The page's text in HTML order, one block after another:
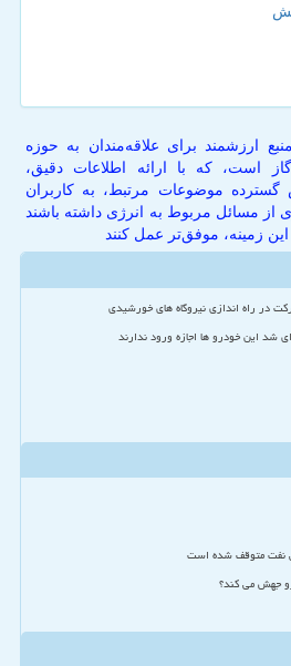
ارزشمند برای علاقه‌مندان به حوزه
است، که با ارائه اطلاعات دقیق،
موضوعات مرتبط، به کاربران
مسائل مربوط به انرژی داشته باشند
زمینه، موفق‌تر عمل کنند
در راه اندازی نیروگاه های خورشیدی
شد این خودرو ها اجازه ورود ندارند
نفت متوقف شده است
جهش می کند؟